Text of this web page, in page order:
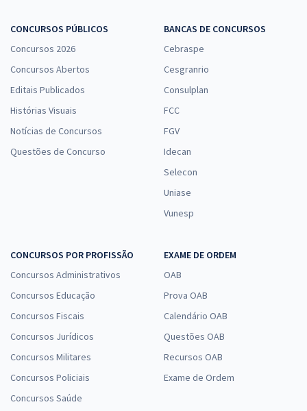
CONCURSOS PÚBLICOS
Concursos 2026
Concursos Abertos
Editais Publicados
Histórias Visuais
Notícias de Concursos
Questões de Concurso
BANCAS DE CONCURSOS
Cebraspe
Cesgranrio
Consulplan
FCC
FGV
Idecan
Selecon
Uniase
Vunesp
CONCURSOS POR PROFISSÃO
Concursos Administrativos
Concursos Educação
Concursos Fiscais
Concursos Jurídicos
Concursos Militares
Concursos Policiais
Concursos Saúde
EXAME DE ORDEM
OAB
Prova OAB
Calendário OAB
Questões OAB
Recursos OAB
Exame de Ordem